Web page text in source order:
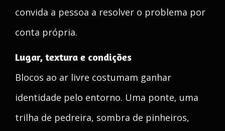
convida a pessoa a resolver o problema por
conta própria.
Lugar, textura e condições
Blocos ao ar livre costumam ganhar
identidade pelo entorno. Uma ponte, uma
trilha de pedreira, sombra de pinheiros,